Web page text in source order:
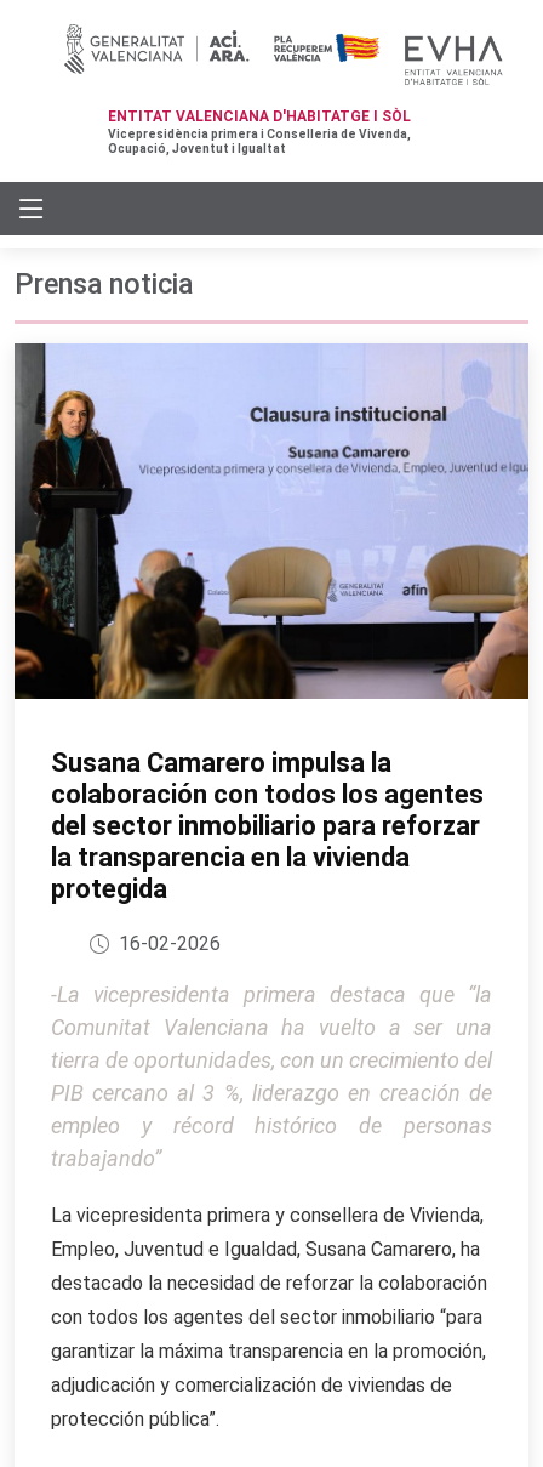
ENTITAT VALENCIANA D'HABITATGE I SÒL
Vicepresidència primera i Conselleria de Vivenda,
Ocupació, Joventut i Igualtat
Prensa noticia
Susana Camarero impulsa la
colaboración con todos los agentes
del sector inmobiliario para reforzar
la transparencia en la vivienda
protegida
16-02-2026
-La vicepresidenta primera destaca que “la
Comunitat Valenciana ha vuelto a ser una
tierra de oportunidades, con un crecimiento del
PIB cercano al 3 %, liderazgo en creación de
empleo y récord histórico de personas
trabajando”
La vicepresidenta primera y consellera de Vivienda,
Empleo, Juventud e Igualdad, Susana Camarero, ha
destacado la necesidad de reforzar la colaboración
con todos los agentes del sector inmobiliario “para
garantizar la máxima transparencia en la promoción,
adjudicación y comercialización de viviendas de
protección pública”.